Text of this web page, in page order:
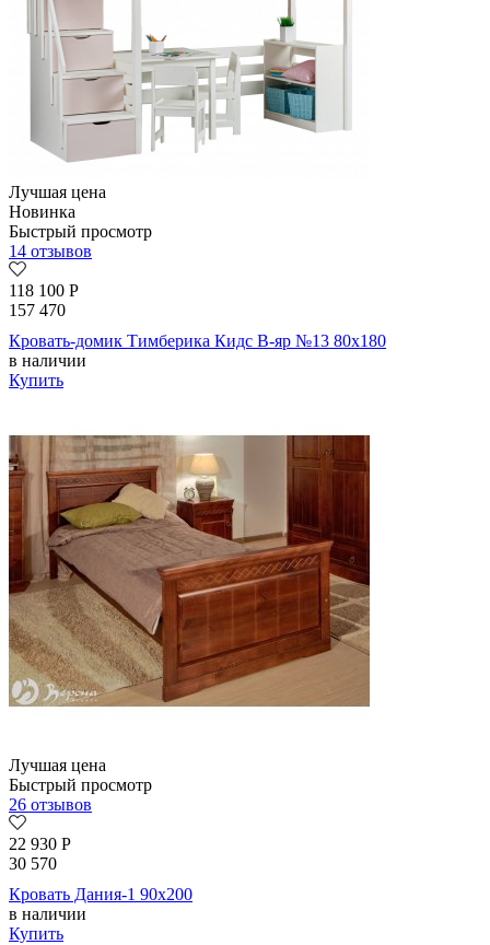
Лучшая цена
Новинка
Быстрый просмотр
14 отзывов
118 100 Р
157 470
Кровать-домик Тимберика Кидс В-яр №13 80х180
в наличии
Купить
Лучшая цена
Быстрый просмотр
26 отзывов
22 930 Р
30 570
Кровать Дания-1 90х200
в наличии
Купить